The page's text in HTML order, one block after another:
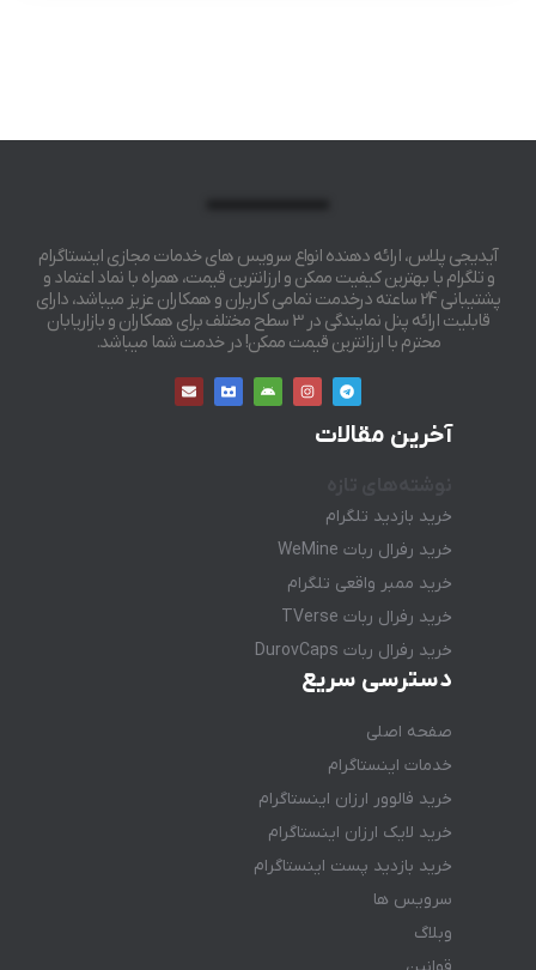
آیدیجی پلاس، ارائه دهنده انواع سرویس های خدمات مجازی اینستاگرام
و تلگرام با بهترین کیفیت ممکن و ارزانترین قیمت، همراه با نماد اعتماد و
پشتیبانی 24 ساعته درخدمت تمامی کاربران و همکاران عزیز میباشد، دارای
قابلیت ارائه پنل نمایندگی در 3 سطح مختلف برای همکاران و بازاریابان
محترم با ارزانترین قیمت ممکن! در خدمت شما میباشد.
آخرین مقالات
خرید بازدید تلگرام
خرید رفرال ربات WeMine
خرید ممبر واقعی تلگرام
خرید رفرال ربات TVerse
خرید رفرال ربات DurovCaps
دسترسی سریع
صفحه اصلی
خدمات اینستاگرام
خرید فالوور ارزان اینستاگرام
خرید لایک ارزان اینستاگرام
خرید بازدید پست اینستاگرام
سرویس ها
وبلاگ